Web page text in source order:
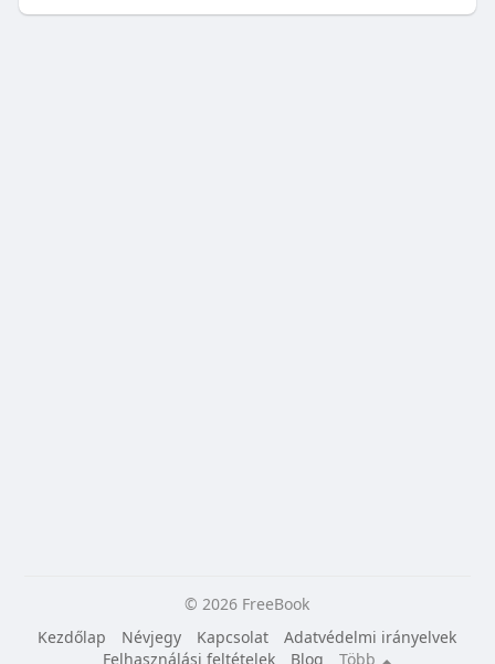
© 2026 FreeBook
Kezdőlap
Névjegy Kapcsolat
Adatvédelmi irányelvek
Felhasználási feltételek
Blog
Több